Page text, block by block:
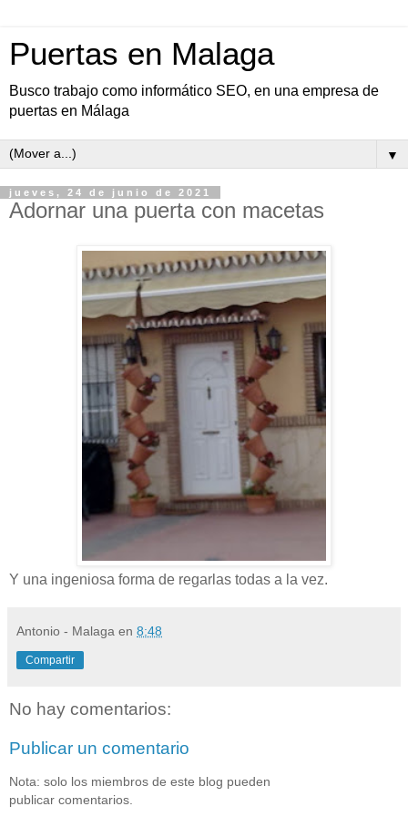
Puertas en Malaga
Busco trabajo como informático SEO, en una empresa de
puertas en Málaga
▼
jueves, 24 de junio de 2021
Adornar una puerta con macetas
Y una ingeniosa forma de regarlas todas a la vez.
Antonio - Malaga en 8:48
Compartir
No hay comentarios:
Publicar un comentario
Nota: solo los miembros de este blog pueden
publicar comentarios.